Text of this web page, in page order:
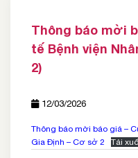
Thông báo mời
tế Bệnh viện
2)
12/03/2026
Thông báo mời báo giá –
Gia Định – Cơ sở 2
Tải